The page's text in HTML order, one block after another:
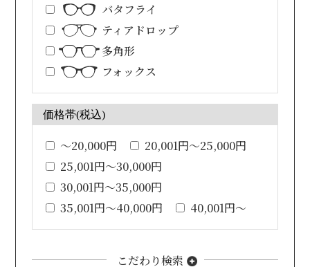
バタフライ
ティアドロップ
多角形
フォックス
価格帯(税込)
～20,000円
20,001円～25,000円
25,001円～30,000円
30,001円～35,000円
35,001円～40,000円
40,001円～
こだわり検索